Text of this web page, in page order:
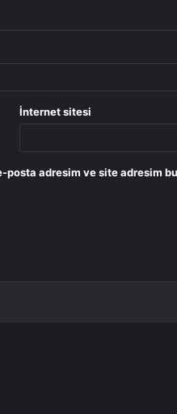
İnternet sitesi
posta adresim ve site adresim